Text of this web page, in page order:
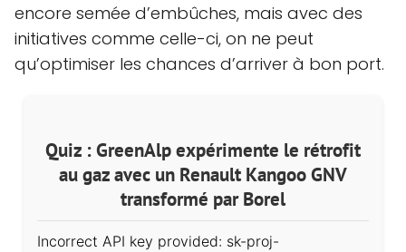
encore semée d’embûches, mais avec des
initiatives comme celle-ci, on ne peut
qu’optimiser les chances d’arriver à bon port.
Quiz : GreenAlp expérimente le rétrofit
au gaz avec un Renault Kangoo GNV
transformé par Borel
Incorrect API key provided: sk-proj-